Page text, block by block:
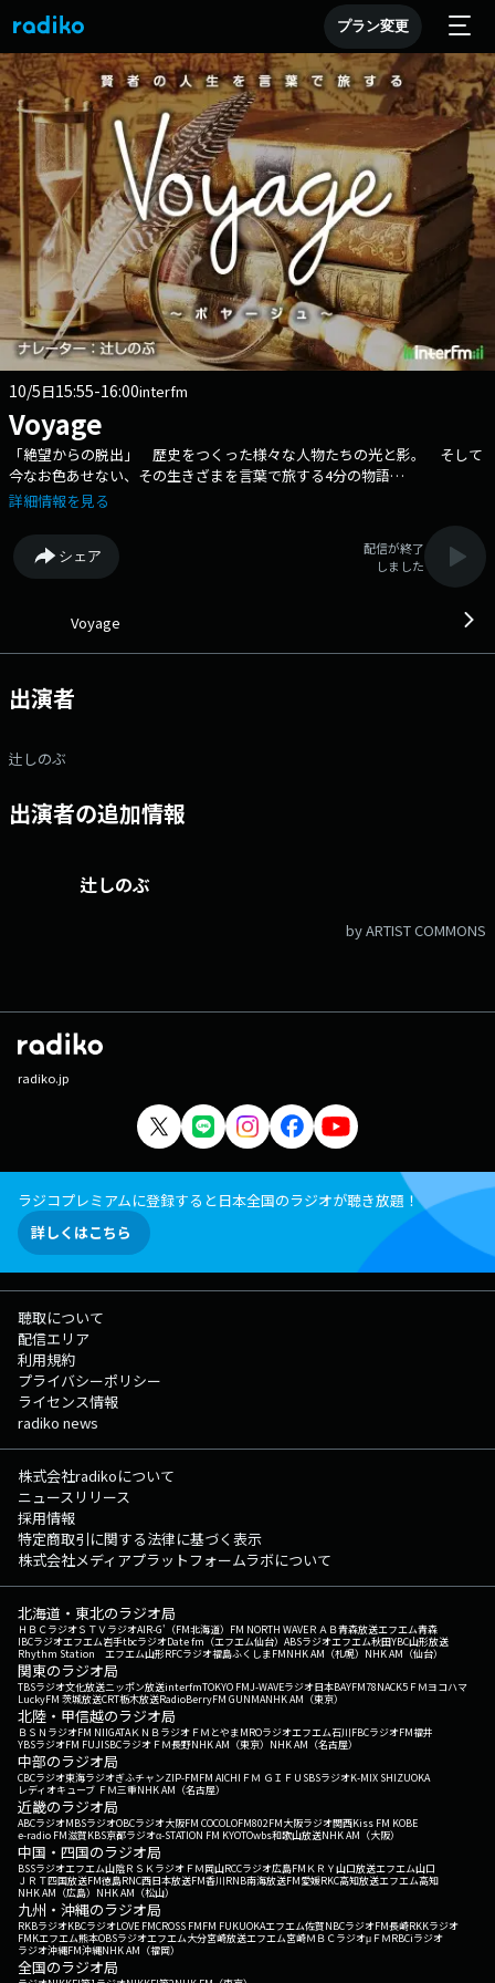
プラン変更
10/5日15:55-16:00interfm
Voyage
「絶望からの脱出」 歴史をつくった様々な人物たちの光と影。 そして
今なお色あせない、その生きざまを言葉で旅する4分の物語
「Voyage」。 番組Webサイト：
詳細情報を見る
シェア
配信が終了
しました
Voyage
出演者
辻しのぶ
出演者の追加情報
辻しのぶ
by ARTIST COMMONS
radiko.jp
ラジコプレミアムに登録すると日本全国のラジオが聴き放題！
詳しくはこちら
聴取について
配信エリア
利用規約
プライバシーポリシー
ライセンス情報
radiko news
株式会社radikoについて
ニュースリリース
採用情報
特定商取引に関する法律に基づく表示
株式会社メディアプラットフォームラボについて
北海道・東北のラジオ局
ＨＢＣラジオＳＴＶラジオAIR-G'（FM北海道） FM NORTH WAVEＲＡＢ青森放送エフエム青森
IBCラジオエフエム岩手tbcラジオDate fm（エフエム仙台） ABSラジオエフエム秋田YBC山形放送
Rhythm Station エフエム山形RFCラジオ福島ふくしまFMNHK AM（札幌） NHK AM（仙台）
関東のラジオ局
TBSラジオ文化放送ニッポン放送interfmTOKYO FMJ-WAVEラジオ日本BAYFM78NACK5 ＦＭヨコハマ
LuckyFM 茨城放送CRT栃木放送RadioBerryFM GUNMANHK AM（東京）
北陸・甲信越のラジオ局
ＢＳＮラジオFM NIIGATAＫＮＢラジオ ＦＭとやまMROラジオエフエム石川FBCラジオFM福井
YBSラジオFM FUJISBCラジオ ＦＭ長野NHK AM（東京） NHK AM（名古屋）
中部のラジオ局
CBCラジオ東海ラジオぎふチャンZIP-FMFM AICHI ＦＭ ＧＩＦＵ SBSラジオK-MIX SHIZUOKA
レディオキューブ ＦＭ三重NHK AM（名古屋）
近畿のラジオ局
ABCラジオMBSラジオOBCラジオ大阪FM COCOLOFM802FM大阪ラジオ関西Kiss FM KOBE
e-radio FM滋賀KBS京都ラジオα-STATION FM KYOTOwbs和歌山放送NHK AM（大阪）
中国・四国のラジオ局
BSSラジオエフエム山陰ＲＳＫラジオ ＦＭ岡山RCCラジオ広島FM ＫＲＹ山口放送エフエム山口
ＪＲＴ四国放送FM徳島RNC西日本放送FM香川RNB南海放送FM愛媛RKC高知放送エフエム高知
NHK AM（広島） NHK AM（松山）
九州・沖縄のラジオ局
RKBラジオKBCラジオLOVE FMCROSS FMFM FUKUOKAエフエム佐賀NBCラジオFM長崎RKKラジオ
FMKエフエム熊本OBSラジオエフエム大分宮崎放送エフエム宮崎ＭＢＣラジオμＦＭRBCiラジオ
ラジオ沖縄FM沖縄NHK AM（福岡）
全国のラジオ局